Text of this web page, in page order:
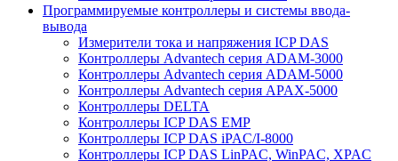
Программируемые контроллеры и системы ввода-
вывода
Измерители тока и напряжения ICP DAS
Контроллеры Advantech серия ADAM-3000
Контроллеры Advantech серия ADAM-5000
Контроллеры Advantech серия APAX-5000
Контроллеры DELTA
Контроллеры ICP DAS EMP
Контроллеры ICP DAS iPAC/I-8000
Контроллеры ICP DAS LinPAC, WinPAC, XPAC